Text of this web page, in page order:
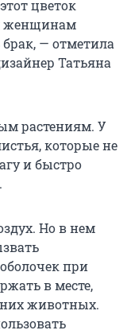
цветок
женщинам
— отметила
Татьяна
растениям. У
которые не
и быстро
Но в нем
при
в месте,
животных.